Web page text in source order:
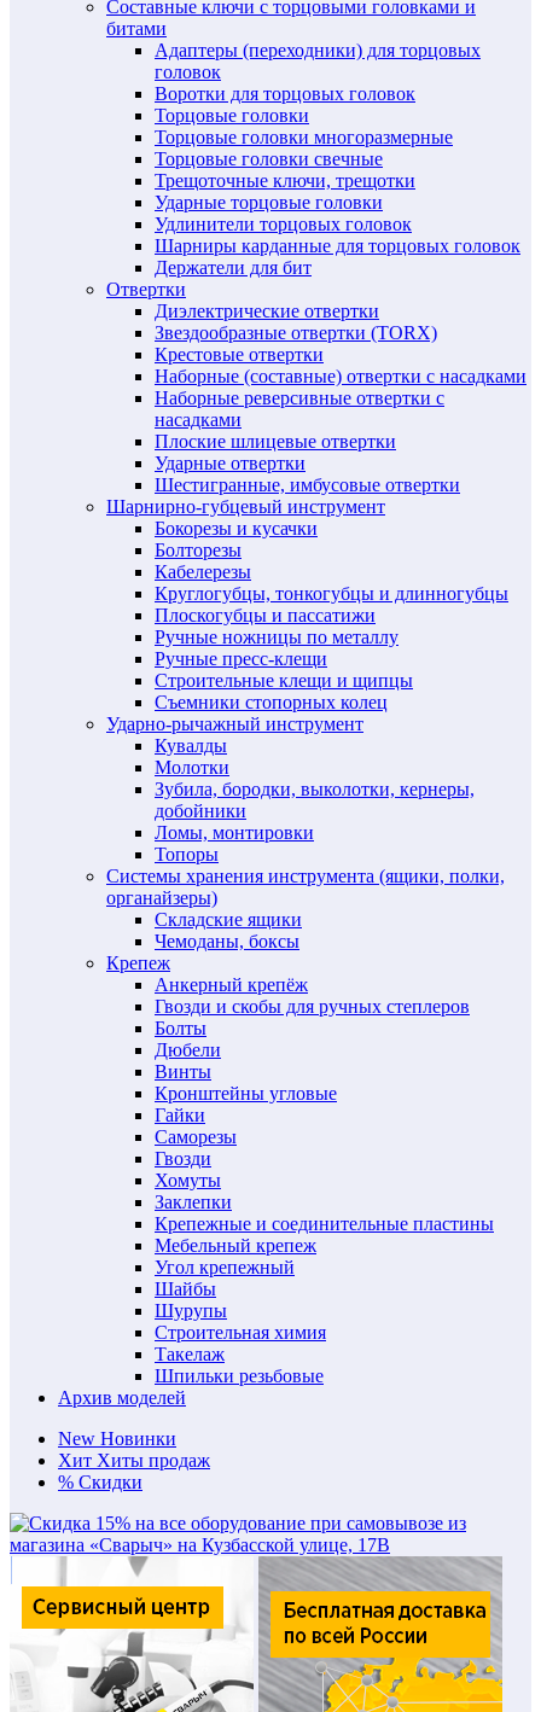
Составные ключи с торцовыми головками и
битами
Адаптеры (переходники) для торцовых
головок
Воротки для торцовых головок
Торцовые головки
Торцовые головки многоразмерные
Торцовые головки свечные
Трещоточные ключи, трещотки
Ударные торцовые головки
Удлинители торцовых головок
Шарниры карданные для торцовых головок
Держатели для бит
Отвертки
Диэлектрические отвертки
Звездообразные отвертки (TORX)
Крестовые отвертки
Наборные (составные) отвертки с насадками
Наборные реверсивные отвертки с
насадками
Плоские шлицевые отвертки
Ударные отвертки
Шестигранные, имбусовые отвертки
Шарнирно-губцевый инструмент
Бокорезы и кусачки
Болторезы
Кабелерезы
Круглогубцы, тонкогубцы и длинногубцы
Плоскогубцы и пассатижи
Ручные ножницы по металлу
Ручные пресс-клещи
Строительные клещи и щипцы
Съемники стопорных колец
Ударно-рычажный инструмент
Кувалды
Молотки
Зубила, бородки, выколотки, кернеры,
добойники
Ломы, монтировки
Топоры
Системы хранения инструмента (ящики, полки,
органайзеры)
Складские ящики
Чемоданы, боксы
Крепеж
Анкерный крепёж
Гвозди и скобы для ручных степлеров
Болты
Дюбели
Винты
Кронштейны угловые
Гайки
Саморезы
Гвозди
Хомуты
Заклепки
Крепежные и соединительные пластины
Мебельный крепеж
Угол крепежный
Шайбы
Шурупы
Строительная химия
Такелаж
Шпильки резьбовые
Архив моделей
New Новинки
Хит Хиты продаж
% Скидки